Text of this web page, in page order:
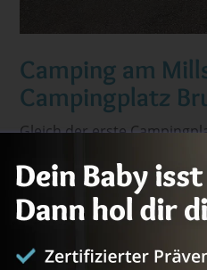
Camping am
Campingplatz
Gleich der erste
Platz, ganz am Rand und
hat dem Auge keinen
auf das Wasser schauen.
eine schöne große Wiese,
gab einen tollen großem